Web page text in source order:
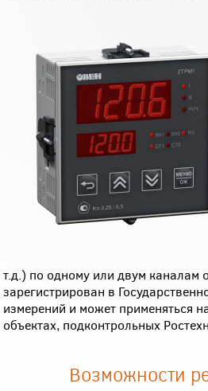
т.д.) по одному или двум каналам
зарегистрирован в
измерений и может применяться
объектах, подконтрольных
Возможности